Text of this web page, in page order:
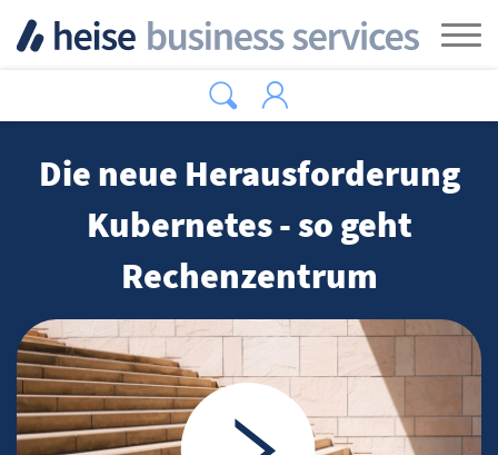
Die neue Herausforderung
Kubernetes - so geht
Rechenzentrum